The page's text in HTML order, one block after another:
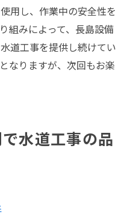
用し、作業中の安全性を
組みによって、長島設備
道工事を提供し続けてい
なりますが、次回もお楽
水道工事の品